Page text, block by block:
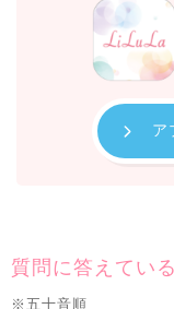
ア
質問に答えてい
※五十音順